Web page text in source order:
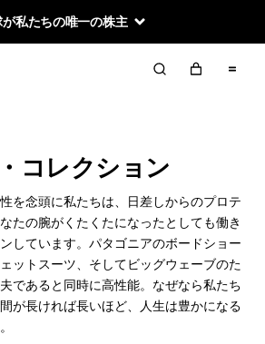
私たちの唯一の株主
コレクション
を念頭に私たちは、日差しからのプロテ
たの腕がくたくたになったとしても働き
しています。パタゴニアのボードショー
ットスーツ、そしてビッグウェーブのた
であると同時に高性能。なぜなら私たち
が長ければ長いほど、人生は豊かになる